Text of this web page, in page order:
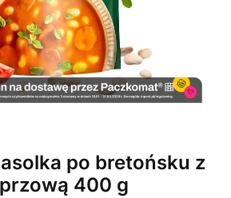
po bretońsku z
400 g